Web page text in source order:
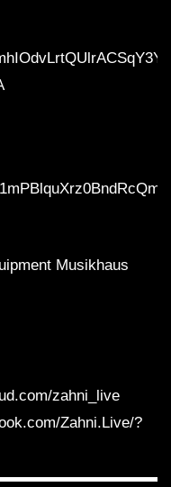
[02.02.2013]
Frühling |
Mix |
21.09.2019
Musikhaus
zahni_live
Zahni.Live/?